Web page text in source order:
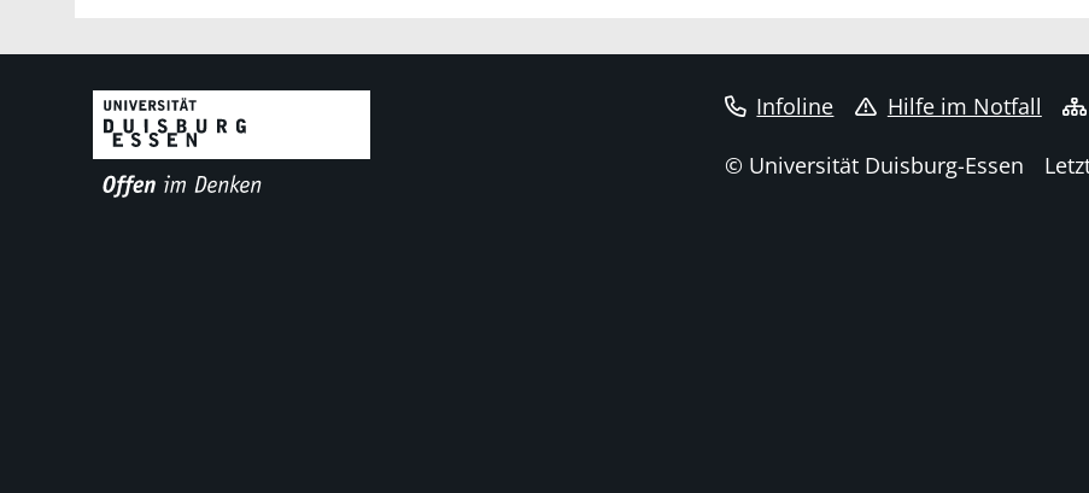
Infoline Hilfe im Notfall
© Universität Duisburg-Essen